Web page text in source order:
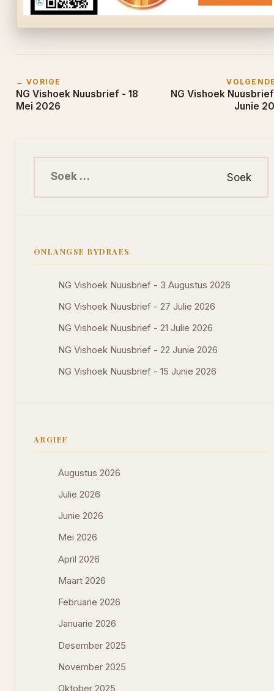
← VORIGE
NG Vishoek Nuusbrief - 18
Mei 2026
NG Vishoek
Junie
ONLANGSE BYDRAES
NG Vishoek Nuusbrief - 3 Augustus 2026
NG Vishoek Nuusbrief - 27 Julie 2026
NG Vishoek Nuusbrief - 21 Julie 2026
NG Vishoek Nuusbrief - 22 Junie 2026
NG Vishoek Nuusbrief - 15 Junie 2026
ARGIEF
Augustus 2026
Julie 2026
Junie 2026
Mei 2026
April 2026
Maart 2026
Februarie 2026
Januarie 2026
Desember 2025
November 2025
Oktober 2025